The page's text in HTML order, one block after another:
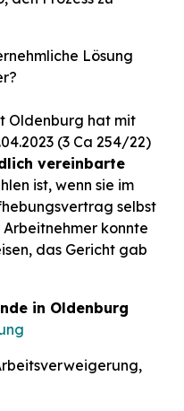
Lösung
Oldenburg hat mit
(3 Ca 254/22)
vereinbarte
ist, wenn sie im
selbst
konnte
das Gericht gab
in Oldenburg